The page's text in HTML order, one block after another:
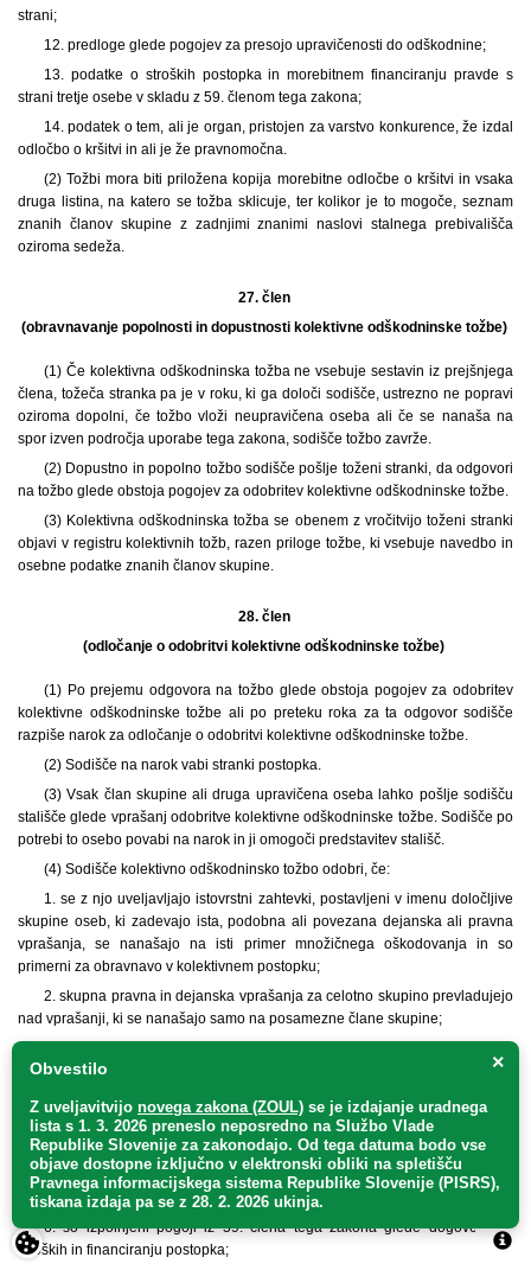
strani;
12. predloge glede pogojev za presojo upravičenosti do odškodnine;
13. podatke o stroških postopka in morebitnem financiranju pravde s
strani tretje osebe v skladu z 59. členom tega zakona;
14. podatek o tem, ali je organ, pristojen za varstvo konkurence, že izdal
odločbo o kršitvi in ali je že pravnomočna.
(2) Tožbi mora biti priložena kopija morebitne odločbe o kršitvi in vsaka
druga listina, na katero se tožba sklicuje, ter kolikor je to mogoče, seznam
znanih članov skupine z zadnjimi znanimi naslovi stalnega prebivališča
oziroma sedeža.
27. člen
(obravnavanje popolnosti in dopustnosti kolektivne odškodninske tožbe)
(1) Če kolektivna odškodninska tožba ne vsebuje sestavin iz prejšnjega
člena, tožeča stranka pa je v roku, ki ga določi sodišče, ustrezno ne popravi
oziroma dopolni, če tožbo vloži neupravičena oseba ali če se nanaša na
spor izven področja uporabe tega zakona, sodišče tožbo zavrže.
(2) Dopustno in popolno tožbo sodišče pošlje toženi stranki, da odgovori
na tožbo glede obstoja pogojev za odobritev kolektivne odškodninske tožbe.
(3) Kolektivna odškodninska tožba se obenem z vročitvijo toženi stranki
objavi v registru kolektivnih tožb, razen priloge tožbe, ki vsebuje navedbo in
osebne podatke znanih članov skupine.
28. člen
(odločanje o odobritvi kolektivne odškodninske tožbe)
(1) Po prejemu odgovora na tožbo glede obstoja pogojev za odobritev
kolektivne odškodninske tožbe ali po preteku roka za ta odgovor sodišče
razpiše narok za odločanje o odobritvi kolektivne odškodninske tožbe.
(2) Sodišče na narok vabi stranki postopka.
(3) Vsak član skupine ali druga upravičena oseba lahko pošlje sodišču
stališče glede vprašanj odobritve kolektivne odškodninske tožbe. Sodišče po
potrebi to osebo povabi na narok in ji omogoči predstavitev stališč.
(4) Sodišče kolektivno odškodninsko tožbo odobri, če:
1. se z njo uveljavljajo istovrstni zahtevki, postavljeni v imenu določljive
skupine oseb, ki zadevajo ista, podobna ali povezana dejanska ali pravna
vprašanja, se nanašajo na isti primer množičnega oškodovanja in so
primerni za obravnavo v kolektivnem postopku;
2. skupna pravna in dejanska vprašanja za celotno skupino prevladujejo
nad vprašanji, ki se nanašajo samo na posamezne člane skupine;
3. je skupina tako številna, da bi bilo uveljavljanje zahtevkov s
samostojnimi tožbami ali drugačna oblika združitve njenih članov, npr.
odškodninske tožbe;
4. tožnik izpolnjuje pogoje glede reprezentativnosti po 5. členu tega
zakona;
5. zahtevek kolektivne odškodninske tožbe ni očitno neutemeljen;
6. so izpolnjeni pogoji iz 59. člena tega zakona glede dogovorov o
stroških in financiranju postopka;
×
Obvestilo
Z uveljavitvijo novega zakona (ZOUL) se je izdajanje uradnega
lista s 1. 3. 2026 preneslo neposredno na Službo Vlade
Republike Slovenije za zakonodajo. Od tega datuma bodo vse
objave dostopne izključno v elektronski obliki na spletišču
Pravnega informacijskega sistema Republike Slovenije (PISRS),
tiskana izdaja pa se z 28. 2. 2026 ukinja.